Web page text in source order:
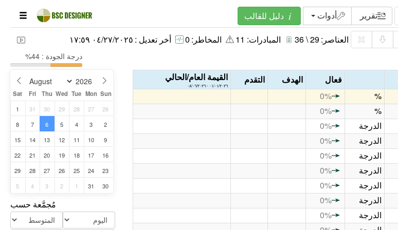
تقرير أدوات دليل للقالب
العناصر:29 \ 36 المبادرات: 11 المخاطر: 0 أخر تعديل : ٠٤/٢٧/٢٠٢٥ ١٧:٥٩
درجة الجودة : 44%
فعال الهدف التقدم القيمة العام/الحالي
٠١/٠١/٢٠٢٦ - ٠٨/٠٦/٢٠٢٦
%
0%
%
0%
الدرجة
0%
الدرجة
0%
الدرجة
0%
الدرجة
0%
الدرجة
0%
الدرجة
0%
الدرجة
0%
Sun
Mon
Tue
Wed
Thu
Fri
Sat
26
27
28
29
30
31
1
2
3
4
5
6
7
8
9
10
11
12
13
14
15
16
17
18
19
20
21
22
23
24
25
26
27
28
29
30
31
1
2
3
4
5
مُجمَّعة حسب